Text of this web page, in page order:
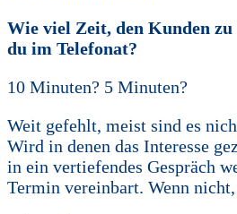
Wie viel Zeit, den Kunden zu
du im Telefonat?
10 Minuten? 5 Minuten?
Weit gefehlt, meist sind es
Wird in denen das Interesse
in ein vertiefendes Gespräch
Termin vereinbart. Wenn